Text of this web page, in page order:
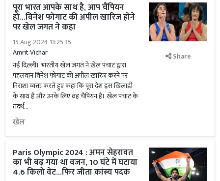
पूरा भारत आपके साथ है, आप चैंपियन
हो...विनेश फोगाट की अपील खारिज होने
पर खेल जगत ने कहा
15 Aug 2024 13:25:35
Amrit Vichar
नई दिल्ली। भारतीय खेल जगत ने खेल पंचाट द्वारा
पहलवान विनेश फोगाट की अपील खारिज करने पर
निराशा व्यक्त करते हुए कहा कि पूरा देश इस खिलाड़ी
के साथ है और उनके लिए वह चैंपियन है। खेल पंचाट के
तदर्थ...
खेल
Share
Paris Olympic 2024 : अमन सेहरावत
का भी बढ़ गया था वजन, 10 घंटे में घटाया
4.6 किलो वेट...फिर जीता कांस्य पदक